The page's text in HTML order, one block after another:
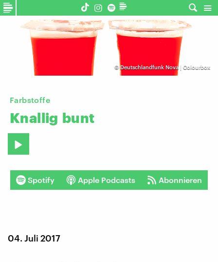
©Deutschlandfunk Nova | Colourbox
Farbstoffe
Knallig bunt
Spotify Apple Podcasts Abonnieren
04. Juli 2017